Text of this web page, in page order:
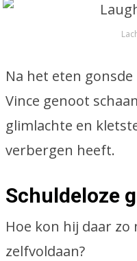
Na het eten
Vince genoot
glimlachte en
verbergen heeft.
Schuldeloze
Hoe kon hij daar
zelfvoldaan?